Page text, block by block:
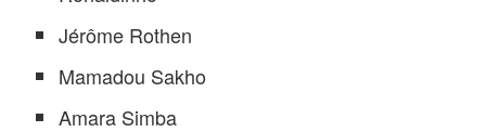
Jérôme Rothen
Mamadou Sakho
Amara Simba